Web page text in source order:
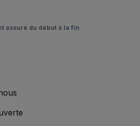
assuré du début à la fin